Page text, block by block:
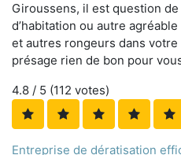
Giroussens, il est question
d’habitation ou autre
et autres rongeurs dans
présage rien de bon pour
4.8 / 5 (112 votes)
Entreprise de dératisation